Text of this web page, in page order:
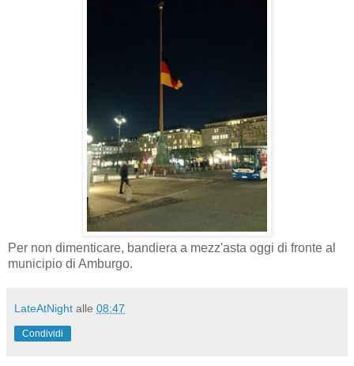
Per non dimenticare, bandiera a mezz'asta oggi di fronte al
municipio di Amburgo.
LateAtNight alle 08:47
Condividi